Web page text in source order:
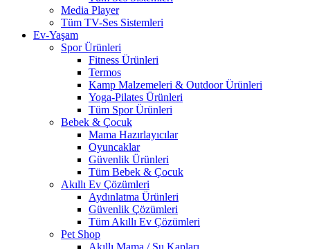
Media Player
Tüm TV-Ses Sistemleri
Ev-Yaşam
Spor Ürünleri
Fitness Ürünleri
Termos
Kamp Malzemeleri & Outdoor Ürünleri
Yoga-Pilates Ürünleri
Tüm Spor Ürünleri
Bebek & Çocuk
Mama Hazırlayıcılar
Oyuncaklar
Güvenlik Ürünleri
Tüm Bebek & Çocuk
Akıllı Ev Çözümleri
Aydınlatma Ürünleri
Güvenlik Çözümleri
Tüm Akıllı Ev Çözümleri
Pet Shop
Akıllı Mama / Su Kapları